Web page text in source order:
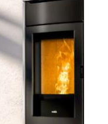
du mode a
Contrôle
Gestion de
Brasero
Dessins